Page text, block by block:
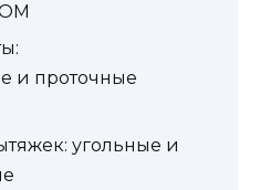
и проточные
угольные и